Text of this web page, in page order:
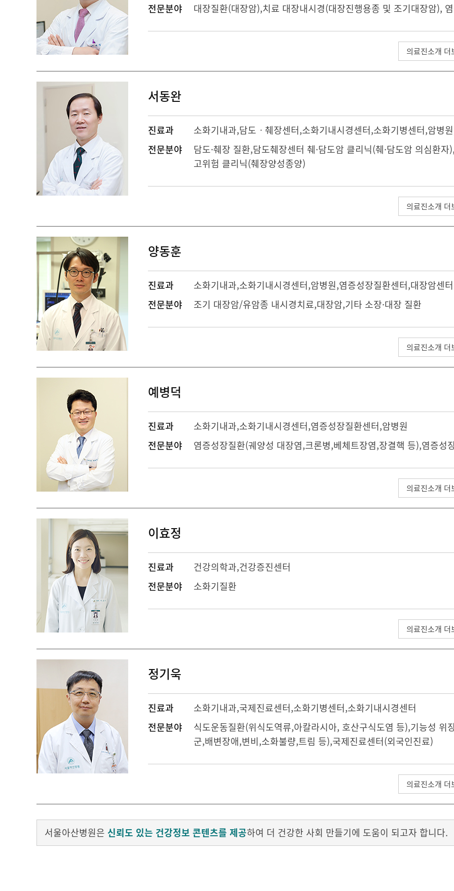
전문분야
대장질환(대장암),치료 대장내시경(대장진행용종 및 조기대장암),
의료진소개 더
서동완
진료과 소화기내과,담도ㆍ췌장센터,소화기내시경센터,소화기병센터,암병원
전문분야
담도·췌장 질환,담도췌장센터 췌·담도암 클리닉(췌·담도암 의심환
고위험 클리닉(췌장양성종양)
의료진소개 더
양동훈
진료과 소화기내과,소화기내시경센터,암병원,염증성장질환센터,대장암센터
전문분야
조기 대장암/유암종 내시경치료,대장암,기타 소장·대장 질환
의료진소개 더
예병덕
진료과 소화기내과,소화기내시경센터,염증성장질환센터,암병원
전문분야
염증성장질환(궤양성 대장염,크론병,베체트장염,장결핵 등),염증성
의료진소개 더
이효정
진료과 건강의학과,건강증진센터
전문분야
소화기질환
의료진소개 더
정기욱
진료과 소화기내과,국제진료센터,소화기병센터,소화기내시경센터
전문분야
식도운동질환(위식도역류,아칼라시아, 호산구식도염 등),기능성 위
군,배변장애,변비,소화불량,트림 등),국제진료센터(외국인진료)
의료진소개 더
서울아산병원은 신뢰도 있는 건강정보 콘텐츠를 제공하여 더 건강한 사회 만들기에 도움이 되고자 합니다.